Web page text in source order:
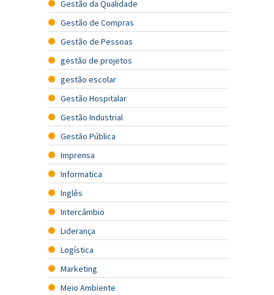
Gestão da Qualidade
Gestão de Compras
Gestão de Pessoas
gestão de projetos
gestão escolar
Gestão Hospitalar
Gestão Industrial
Gestão Pública
Imprensa
Informatica
Inglês
Intercâmbio
Liderança
Logística
Marketing
Meio Ambiente